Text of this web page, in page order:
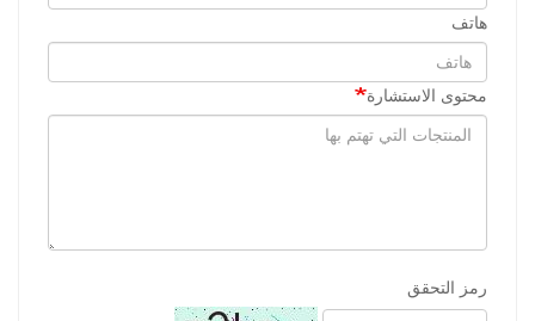
هاتف
محتوى الاستشارة
رمز التحقق